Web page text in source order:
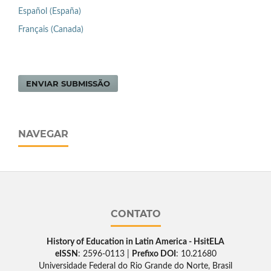
Español (España)
Français (Canada)
ENVIAR SUBMISSÃO
NAVEGAR
CONTATO
History of Education in Latin America - HsitELA
eISSN : 2596-0113 | Prefixo DOI : 10.21680
Universidade Federal do Rio Grande do Norte, Brasil